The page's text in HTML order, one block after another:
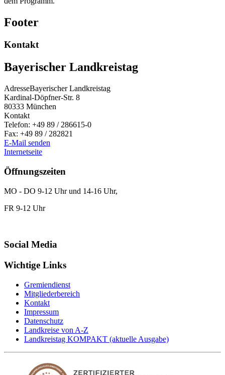
Footer
Kontakt
Bayerischer Landkreistag
AdresseBayerischer Landkreistag
Kardinal-Döpfner-Str. 8
80333 München
Kontakt
Telefon: +49 89 / 286615-0
Fax: +49 89 / 282821
E-Mail senden
Internetseite
Öffnungszeiten
MO - DO 9-12 Uhr und 14-16 Uhr,
FR 9-12 Uhr
Social Media
Wichtige Links
Gremiendienst
Mitgliederbereich
Kontakt
Impressum
Datenschutz
Landkreise von A-Z
Landkreistag KOMPAKT (aktuelle Ausgabe)